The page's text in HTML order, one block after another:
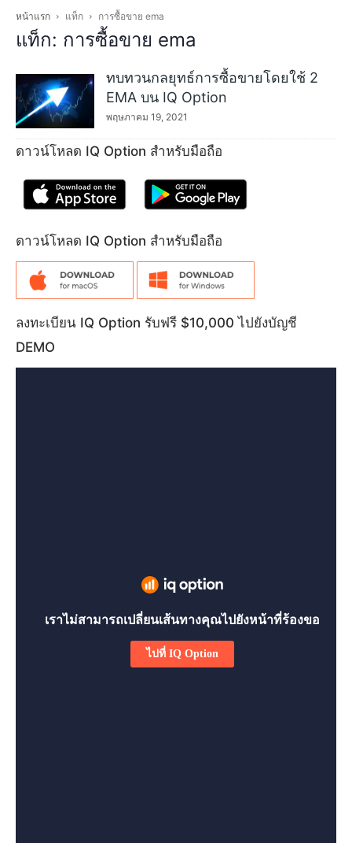
หน้าแรก แท็ก การซื้อขาย ema
แท็ก: การซื้อขาย ema
ทบทวนกลยุทธ์การซื้อขายโดยใช้ 2
EMA บน IQ Option
พฤษภาคม 19, 2021
ดาวน์โหลด IQ Option สำหรับมือถือ
ดาวน์โหลด IQ Option สำหรับมือถือ
ลงทะเบียน IQ Option รับฟรี $10,000 ไปยังบัญชี
DEMO